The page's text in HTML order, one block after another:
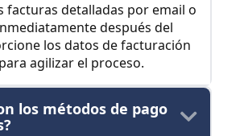
facturas detalladas por email o
después del
los datos de facturación
agilizar el proceso.
los métodos de pago